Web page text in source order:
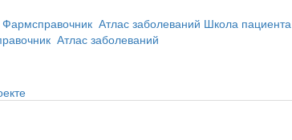
Фармсправочник Атлас заболеваний Школа пациента
Атлас заболеваний